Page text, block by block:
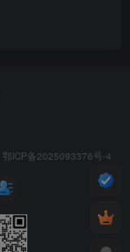
鄂ICP备2025093376号-4